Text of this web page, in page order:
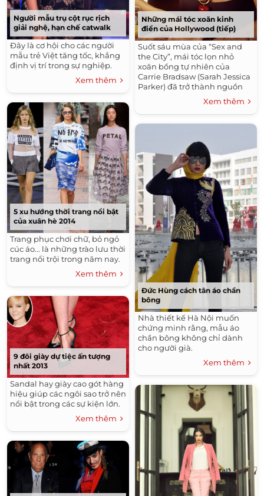
Người mẫu trụ cột rục rịch
giải nghệ, hạn chế catwalk
Đây là cơ hội cho các người
mẫu trẻ Việt tăng tốc, khẳng
định vị trí trong sự nghiệp.
Xem thêm
5 xu hướng thời trang nổi bật
của xuân hè 2014
Trang phục chơi chữ, bỏ ngỏ
cúc áo... là những trào lưu thời
trang nổi trội trong năm nay.
Xem thêm
9 đôi giày dự tiệc ấn tượng
nhất 2013
Sandal hay giày cao gót hàng
hiệu giúp các ngôi sao trở nên
nổi bật trong các sự kiện lớn.
Xem thêm
Những mái tóc xoăn kinh
điển của Hollywood (tiếp)
Suốt sáu mùa của “Sex and
the City”, mái tóc lọn nhỏ
xoăn bồng tự nhiên của
Carrie Bradsaw (Sarah Jessica
Parker) đã trở thành nguồn
cảm hứng cho những cô gái...
Xem thêm
Đức Hùng cách tân áo chần
bông
Nhà thiết kế Hà Nội muốn
chứng minh rằng, mẫu áo
chần bông không chỉ dành
cho người già.
Xem thêm